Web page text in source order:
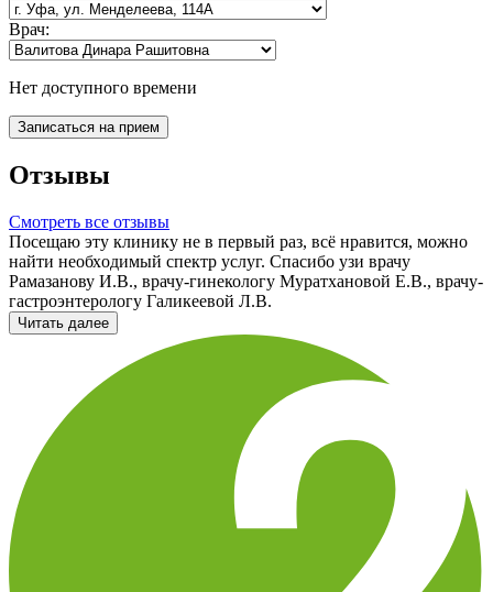
Врач:
Нет доступного времени
Записаться на прием
Отзывы
Смотреть все отзывы
Посещаю эту клинику не в первый раз, всё нравится, можно
найти необходимый спектр услуг. Спасибо узи врачу
Рамазанову И.В., врачу-гинекологу Муратхановой Е.В., врачу-
гастроэнтерологу Галикеевой Л.В.
Читать далее